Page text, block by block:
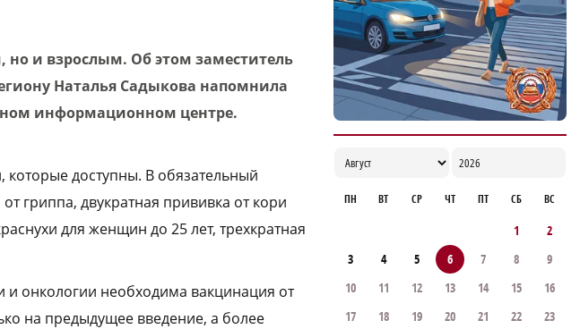
но и взрослым. Об этом заместитель
Наталья Садыкова напомнила
информационном центре.
доступны. В обязательный
гриппа, двукратная прививка от кори
для женщин до 25 лет, трехкратная
и онкологии необходима вакцинация от
на предыдущее введение, а более
ПН ВТ СР ЧТ ПТ СБ ВС
1
2
3
4 5 6 7 8
9
10
11 12 13 14 15
16
17
18 19 20 21 22
23